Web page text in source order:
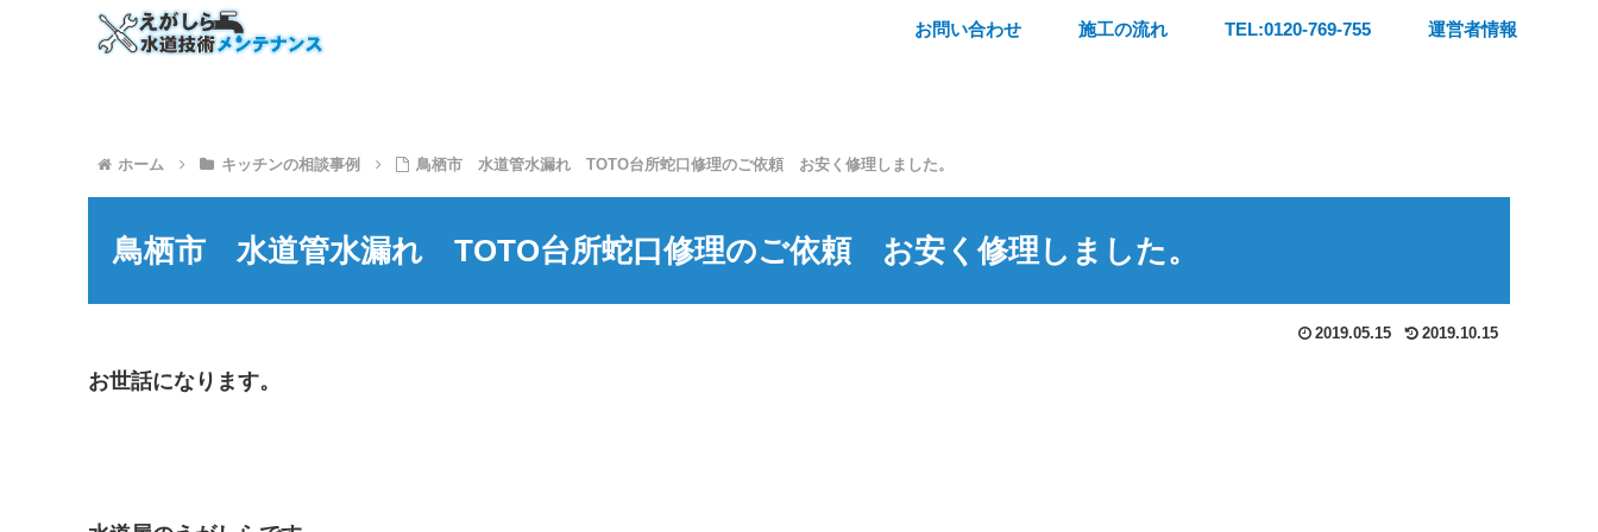
お問い合わせ 施工の流れ TEL:0120-769-755 運営者情報
ホーム キッチンの相談事例 鳥栖市 水道管水漏れ TOTO台所蛇口修理のご依頼 お安く修理しました。
鳥栖市 水道管水漏れ TOTO台所蛇口修理のご依頼 お安く修理しました。
2019.05.15 2019.10.15
お世話になります。